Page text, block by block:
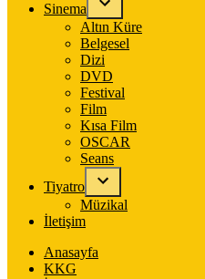
Sinema
Altın Küre
Belgesel
Dizi
DVD
Festival
Film
Kısa Film
OSCAR
Seans
Tiyatro
Müzikal
İletişim
Anasayfa
KKG